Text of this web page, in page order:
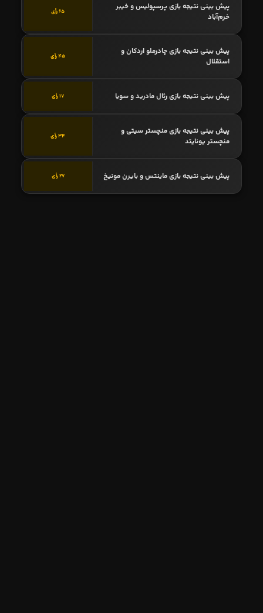
پیش بینی نتیجه بازی پرسپولیس و خیبر
خرم‌آباد
65 رأی
پیش بینی نتیجه بازی چادرملو اردکان و
استقلال
45 رأی
پیش بینی نتیجه بازی رئال مادرید و سویا 17 رأی
پیش بینی نتیجه بازی منچستر سیتی و
منچستر یونایتد
34 رأی
پیش بینی نتیجه بازی ماینتس و بایرن مونیخ 27 رأی